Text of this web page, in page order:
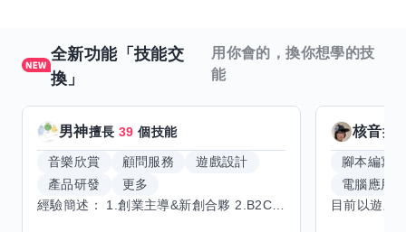
全新功能「技能交
換」
用你會的，換你想學的技
能
男神擅長39 個技能
音樂欣賞 顧問服務
遊戲設計
產品研發
更多
核音擅
腳本編寫
電腦應用